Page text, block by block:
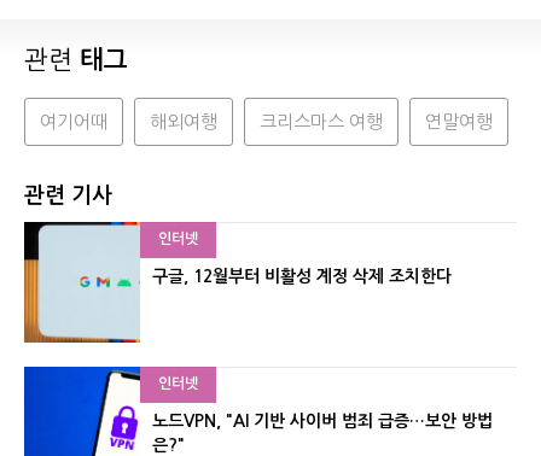
관련 태그
여기어때 해외여행 크리스마스 여행 연말여행
관련 기사
인터넷
구글, 12월부터 비활성 계정 삭제 조치한다
인터넷
노드VPN, "AI 기반 사이버 범죄 급증…보안 방법
은?"